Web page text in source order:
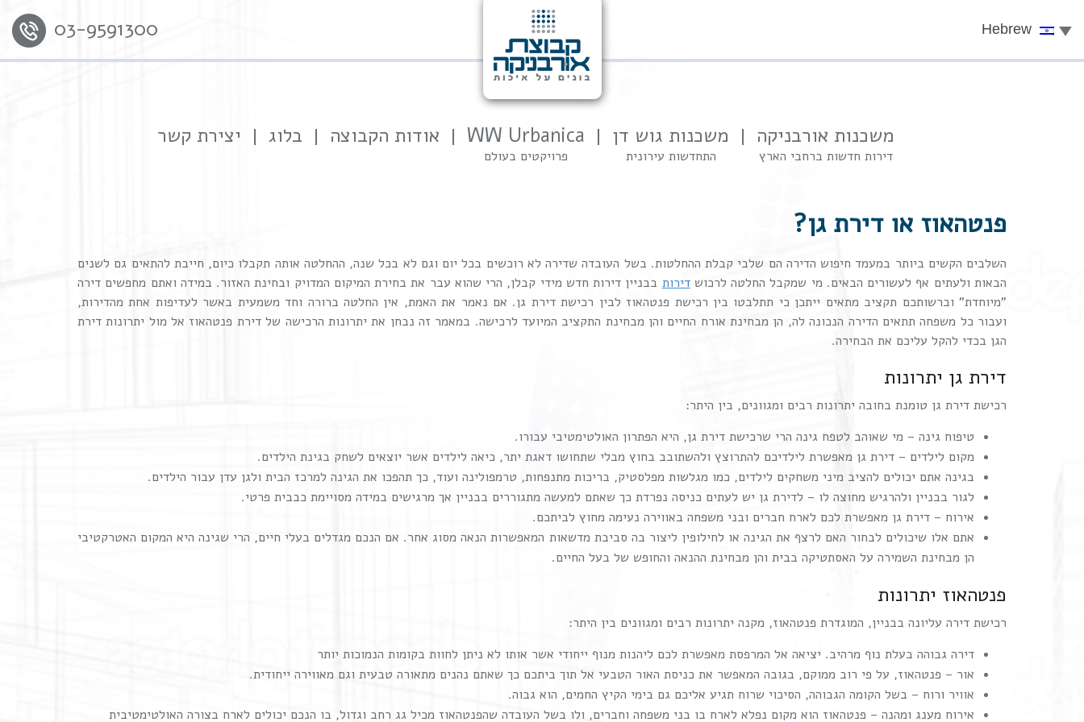
03-9591300
משכנות אורבניקה
דירות חדשות ברחבי הארץ
משכנות גוש דן
התחדשות עירונית
WW Urbanica
פרויקטים בעולם
אודות הקבוצה בלוג יצירת קשר
פנטהאוז או דירת גן?
השלבים הקשים ביותר במעמד חיפוש הדירה הם שלבי קבלת ההחלטות. בשל העובדה שדירה לא רוכשים בכל יום וגם לא בכל שנה, ההחלטה אותה תקבלו כיום, חייבת להתאים גם לשנים
הבאות ולעתים אף לעשורים הבאים. מי שמקבל החלטה לרכושדירות בבניין דירות חדש מידי קבלן, הרי שהוא עבר את בחירת המיקום המדויק ובחינת האזור. במידה ואתם מחפשים דירה
"מיוחדת" וברשותכם תקציב מתאים ייתכן כי תתלבטו בין רכישת פנטהאוז לבין רכישת דירת גן. אם נאמר את האמת, אין החלטה ברורה וחד משמעית באשר לעדיפות אחת מהדירות,
ועבור כל משפחה תתאים הדירה הנכונה לה, הן מבחינת אורח החיים והן מבחינת התקציב המיועד לרכישה. במאמר זה נבחן את יתרונות הרכישה של דירת פנטהאוז אל מול יתרונות דירת
הגן בכדי להקל עליכם את הבחירה.
דירת גן יתרונות
רכישת דירת גן טומנת בחובה יתרונות רבים ומגוונים, בין היתר:
טיפוח גינה – מי שאוהב לטפח גינה הרי שרכישת דירת גן, היא הפתרון האולטימטיבי עבורו.
מקום לילדים – דירת גן מאפשרת לילדיכם להתרוצץ ולהשתובב בחוץ מבלי שתחושו דאגת יתר, כיאה לילדים אשר יוצאים לשחק בגינת הילדים.
בגינה אתם יכולים להציב מיני משחקים לילדים, כמו מגלשות מפלסטיק, בריכות מתנפחות, טרמפולינה ועוד, כך תהפכו את הגינה למרכז הבית ולגן עדן עבור הילדים.
לגור בבניין ולהרגיש מחוצה לו – לדירת גן יש לעתים כניסה נפרדת כך שאתם למעשה מתגוררים בבניין אך מרגישים במידה מסויימת כבבית פרטי.
אירוח – דירת גן מאפשרת לכם לארח חברים ובני משפחה באווירה נעימה מחוץ לביתכם.
אתם אלו שיכולים לבחור האם לרצף את הגינה או לחילופין ליצור בה סביבת מדשאות המאפשרות הנאה מסוג אחר. אם הנכם מגדלים בעלי חיים, הרי שגינה היא המקום האטרקטיבי
הן מבחינת השמירה על האסתטיקה בבית והן מבחינת ההנאה והחופש של בעל החיים.
פנטהאוז יתרונות
רכישת דירה עליונה בבניין, המוגדרת פנטהאוז, מקנה יתרונות רבים ומגוונים בין היתר:
דירה גבוהה בעלת נוף מרהיב. יציאה אל המרפסת מאפשרת לכם ליהנות מנוף ייחודי אשר אותו לא ניתן לחוות בקומות הנמוכות יותר
אור – פנטהאוז, על פי רוב ממוקם, בגובה המאפשר את כניסת האור הטבעי אל תוך ביתכם כך שאתם נהנים מתאורה טבעית וגם מאווירה ייחודית.
אוויר ורוח – בשל הקומה הגבוהה, הסיכוי שרוח תגיע אליכם גם בימי הקיץ החמים, הוא גבוה.
אירוח מענג ומהנה – פנטהאוז הוא מקום נפלא לארח בו בני משפחה וחברים, ולו בשל העובדה שהפנטהאוז מכיל גג רחב וגדול, בו הנכם יכולים לארח בצורה האולטימטיבית